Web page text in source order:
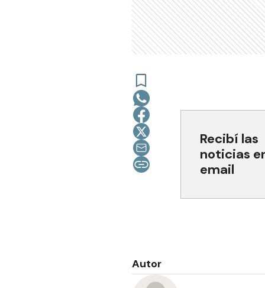
Recibí las
noticias
email
Autor